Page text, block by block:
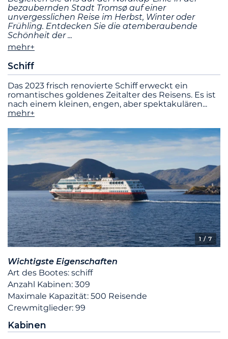
bezaubernden Stadt Tromsø auf einer
unvergesslichen Reise im Herbst, Winter oder
Frühling. Entdecken Sie die atemberaubende
Schönheit der
mehr+
Schiff
Das 2023 frisch renovierte Schiff erweckt ein
romantisches goldenes Zeitalter des Reisens. Es ist
nach einem kleinen, engen, aber spektakulären...
mehr+
1/ 7
Wichtigste Eigenschaften
Art des Bootes: schiff
Anzahl Kabinen: 309
Maximale Kapazität: 500 Reisende
Crewmitglieder: 99
Kabinen